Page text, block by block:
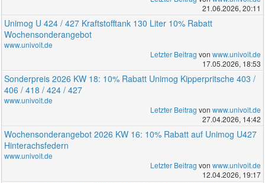
21.06.2026, 20:11
Unimog U 424 / 427 Kraftstofftank 130 Liter 10% Rabatt
Wochensonderangebot
www.univoit.de
Letzter Beitrag von www.univoit.de
17.05.2026, 18:53
Sonderpreis 2026 KW 18: 10% Rabatt Unimog Kipperpritsche 403 /
406 / 418 / 424 / 427
www.univoit.de
Letzter Beitrag von www.univoit.de
27.04.2026, 14:42
Wochensonderangebot 2026 KW 16: 10% Rabatt auf Unimog U427
Hinterachsfedern
www.univoit.de
Letzter Beitrag von www.univoit.de
12.04.2026, 19:17